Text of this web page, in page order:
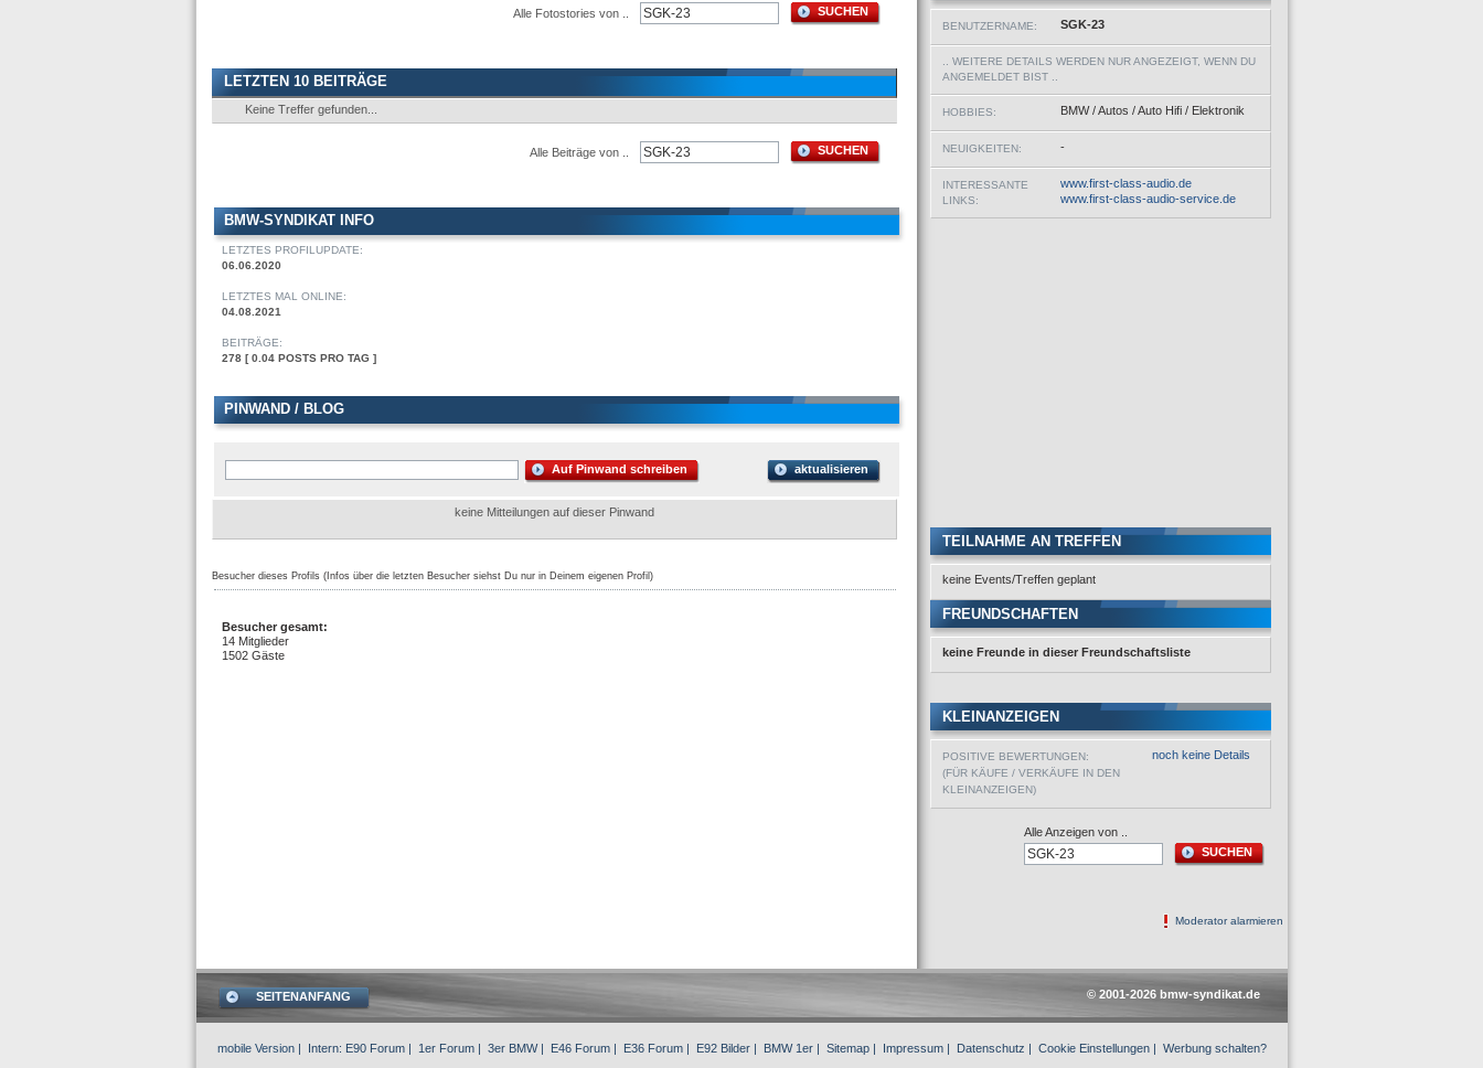
SUCHEN
Alle Fotostories von ..
LETZTEN 10 BEITRÄGE
Keine Treffer gefunden...
SUCHEN
Alle Beiträge von ..
BMW-SYNDIKAT INFO
LETZTES PROFILUPDATE:
06.06.2020
LETZTES MAL ONLINE:
04.08.2021
BEITRÄGE:
278 [ 0.04 POSTS PRO TAG ]
PINWAND / BLOG
aktualisieren
Auf Pinwand schreiben
keine Mitteilungen auf dieser Pinwand
Besucher dieses Profils (Infos über die letzten Besucher siehst Du nur in Deinem eigenen Profil)
Besucher gesamt:
14 Mitglieder
1502 Gäste
BENUTZERNAME: SGK-23
.. WEITERE DETAILS WERDEN NUR ANGEZEIGT, WENN DU
ANGEMELDET BIST ..
HOBBIES: BMW / Autos / Auto Hifi / Elektronik
NEUIGKEITEN: -
INTERESSANTE
LINKS:
www.first-class-audio.de
www.first-class-audio-service.de
TEILNAHME AN TREFFEN
keine Events/Treffen geplant
FREUNDSCHAFTEN
keine Freunde in dieser Freundschaftsliste
KLEINANZEIGEN
POSITIVE BEWERTUNGEN:
(FÜR KÄUFE / VERKÄUFE IN DEN
KLEINANZEIGEN)
noch keine Details
Alle Anzeigen von ..
SUCHEN
Moderator alarmieren
SEITENANFANG © 2001-2026 bmw-syndikat.de
mobile Version | Intern: E90 Forum | 1er Forum | 3er BMW| E46 Forum | E36 Forum | E92 Bilder | BMW 1er | Sitemap | Impressum | Datenschutz | Cookie Einstellungen | Werbung schalten?